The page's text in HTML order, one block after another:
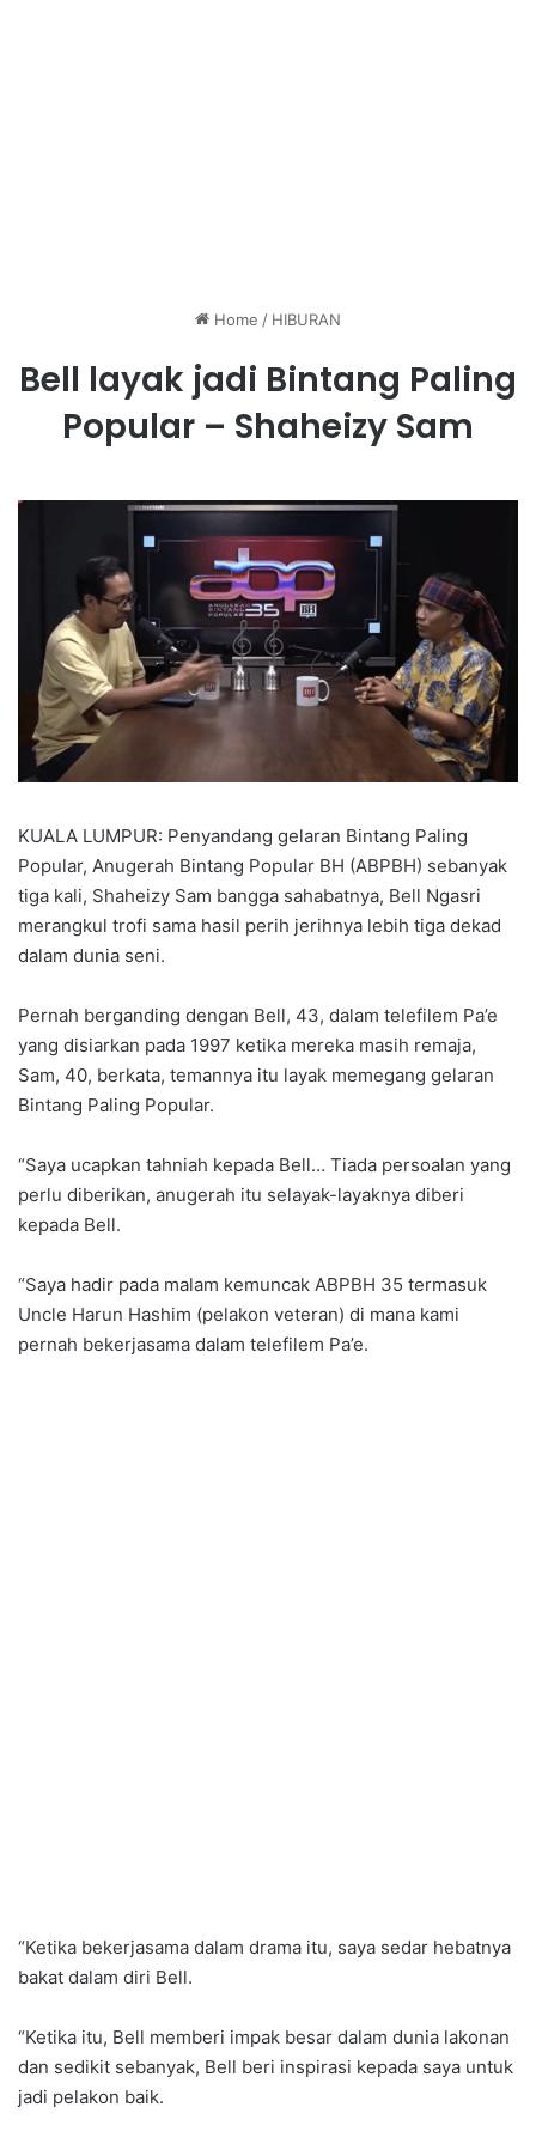
Home / HIBURAN
Bell layak jadi Bintang Paling
Popular – Shaheizy Sam
KUALA LUMPUR: Penyandang gelaran Bintang Paling
Popular, Anugerah Bintang Popular BH (ABPBH) sebanyak
tiga kali, Shaheizy Sam bangga sahabatnya, Bell Ngasri
merangkul trofi sama hasil perih jerihnya lebih tiga dekad
dalam dunia seni.
Pernah berganding dengan Bell, 43, dalam telefilem Pa’e
yang disiarkan pada 1997 ketika mereka masih remaja,
Sam, 40, berkata, temannya itu layak memegang gelaran
Bintang Paling Popular.
“Saya ucapkan tahniah kepada Bell… Tiada persoalan yang
perlu diberikan, anugerah itu selayak-layaknya diberi
kepada Bell.
“Saya hadir pada malam kemuncak ABPBH 35 termasuk
Uncle Harun Hashim (pelakon veteran) di mana kami
pernah bekerjasama dalam telefilem Pa’e.
“Ketika bekerjasama dalam drama itu, saya sedar hebatnya
bakat dalam diri Bell.
“Ketika itu, Bell memberi impak besar dalam dunia lakonan
dan sedikit sebanyak, Bell beri inspirasi kepada saya untuk
jadi pelakon baik.